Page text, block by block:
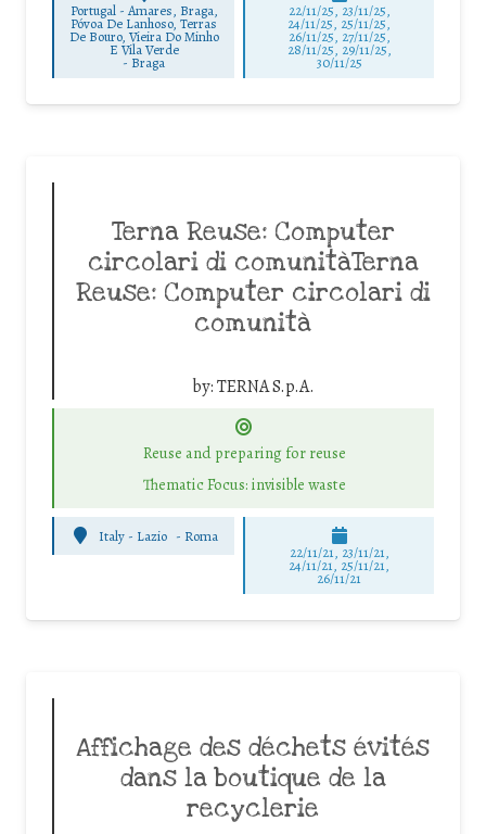
Portugal - Amares, Braga,
Póvoa De Lanhoso, Terras
De Bouro, Vieira Do Minho
E Vila Verde
- Braga
22/11/25, 23/11/25,
24/11/25, 25/11/25,
26/11/25, 27/11/25,
28/11/25, 29/11/25,
30/11/25
Terna Reuse: Computer
circolari di comunitàTerna
Reuse: Computer circolari di
comunità
by:TERNA S.p.A.
Reuse and preparing for reuse
Thematic Focus: invisible waste
Italy - Lazio - Roma
22/11/21, 23/11/21,
24/11/21, 25/11/21,
26/11/21
Affichage des déchets évités
dans la boutique de la
recyclerie